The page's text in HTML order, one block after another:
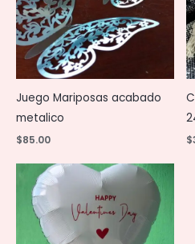
Juego Mariposas acabado
metalico
$85.00 $